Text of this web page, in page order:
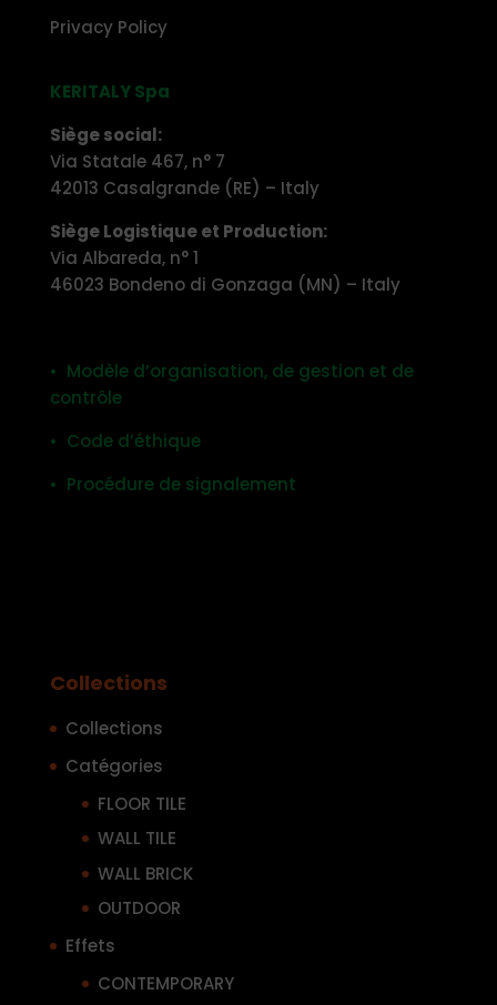
Privacy Policy
KERITALY Spa
Siège social:
Via Statale 467, n° 7
42013 Casalgrande (RE) – Italy
Siège Logistique et Production:
Via Albareda, n° 1
46023 Bondeno di Gonzaga (MN) – Italy
• Modèle d’organisation, de gestion et de
contrôle
• Code d’éthique
• Procédure de signalement
Collections
Collections
Catégories
FLOOR TILE
WALL TILE
WALL BRICK
OUTDOOR
Effets
CONTEMPORARY